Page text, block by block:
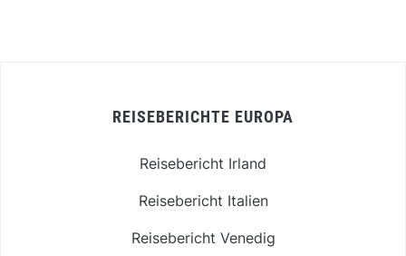
REISEBERICHTE EUROPA
Reisebericht Irland
Reisebericht Italien
Reisebericht Venedig